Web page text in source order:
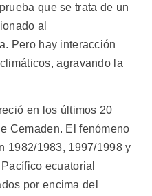
que se trata de un
al
Pero hay interacción
agravando la
en los últimos 20
Cemaden. El fenómeno
1982/1983, 1997/1998 y
ecuatorial
por encima del